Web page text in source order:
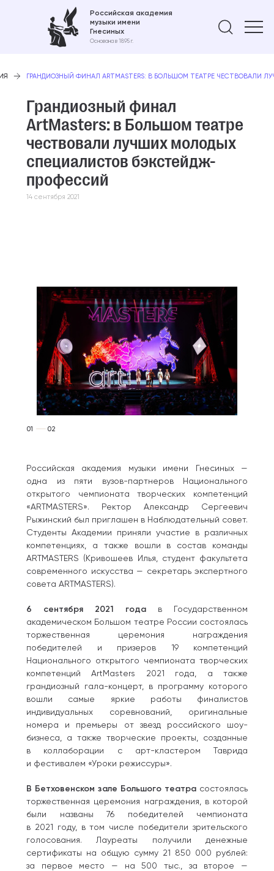
Российская академия
музыки имени
Гнесиных
Основана в 1895 г.
ГРАНДИОЗНЫЙ ФИНАЛ ARTMASTERS: В БОЛЬШОМ ТЕАТРЕ
Грандиозный финал
ArtMasters: в Большом театре
чествовали лучших молодых
специалистов бэкстейдж-
профессий
14 сентября 2021
01 02
Российская академия музыки имени Гнесиных —
одна из пяти вузов-партнеров Национального
открытого чемпионата творческих компетенций
«ARTMASTERS». Ректор Александр Сергеевич
Рыжинский был приглашен в Наблюдательный совет.
Студенты Академии приняли участие в различных
компетенциях, а также вошли в состав команды
ARTMASTERS (Кривошеев Илья, студент факультета
современного искусства — секретарь экспертного
совета ARTMASTERS).
6 сентября 2021 года в Государственном
академическом Большом театре России состоялась
торжественная церемония награждения
победителей и призеров 19 компетенций
Национального открытого чемпионата творческих
компетенций ArtMasters 2021 года, а также
грандиозный гала-концерт, в программу которого
вошли самые яркие работы финалистов
индивидуальных соревнований, оригинальные
номера и премьеры от звезд российского шоу-
бизнеса, а также творческие проекты, созданные
в коллаборации с арт-кластером Таврида
и фестивалем «Уроки режиссуры».
В Бетховенском зале Большого театра состоялась
торжественная церемония награждения, в которой
были названы 76 победителей чемпионата
в 2021 году, в том числе победители зрительского
голосования. Лауреаты получили денежные
сертификаты на общую сумму 21 850 000 рублей:
за первое место — на 500 тыс., за второе —